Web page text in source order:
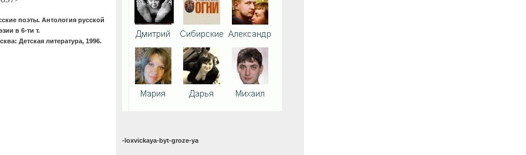
поэты. Антология русской
в 6-ти т.
Детская литература, 1996.
-loxvickaya-byt-groze-ya